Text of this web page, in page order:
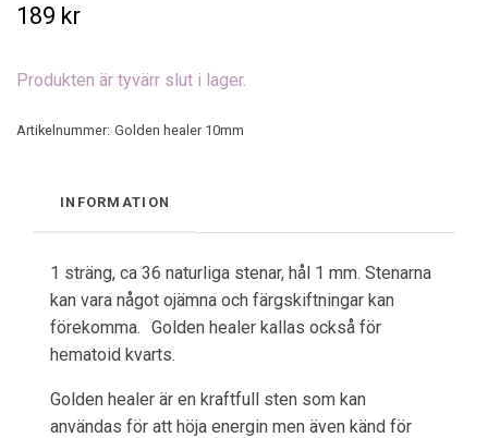
189 kr
Produkten är tyvärr slut i lager.
Artikelnummer: Golden healer 10mm
INFORMATION
1 sträng, ca 36 naturliga stenar, hål 1 mm. Stenarna
kan vara något ojämna och färgskiftningar kan
förekomma. Golden healer kallas också för
hematoid kvarts.
Golden healer är en kraftfull sten som kan
användas för att höja energin men även känd för